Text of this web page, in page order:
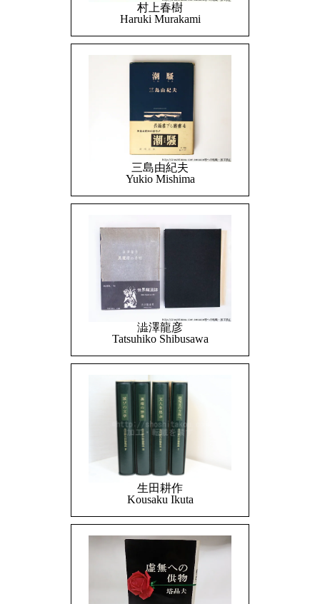
村上春樹
Haruki Murakami
三島由紀夫
Yukio Mishima
澁澤龍彦
Tatsuhiko Shibusawa
生田耕作
Kousaku Ikuta